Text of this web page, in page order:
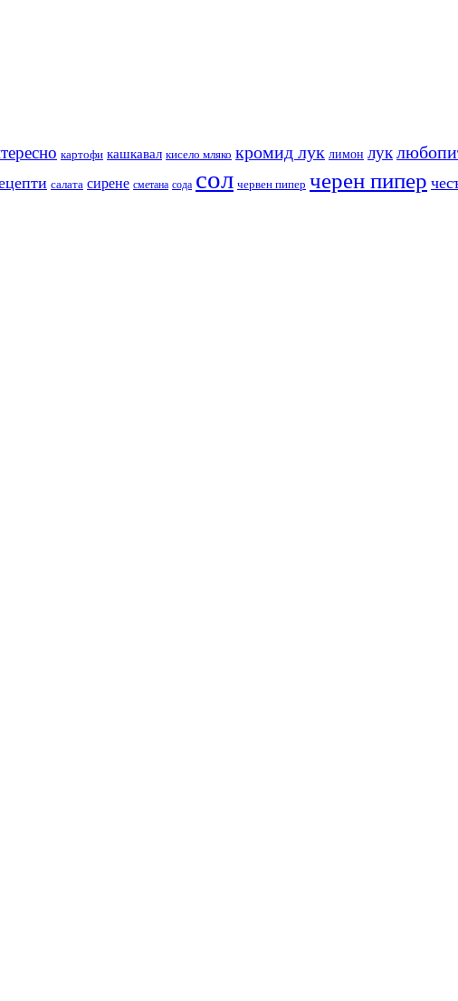
картофи кашкавал кисело мляко кромид лук лимон лук
салата сирене сметана сода сол червен пипер черен пипер